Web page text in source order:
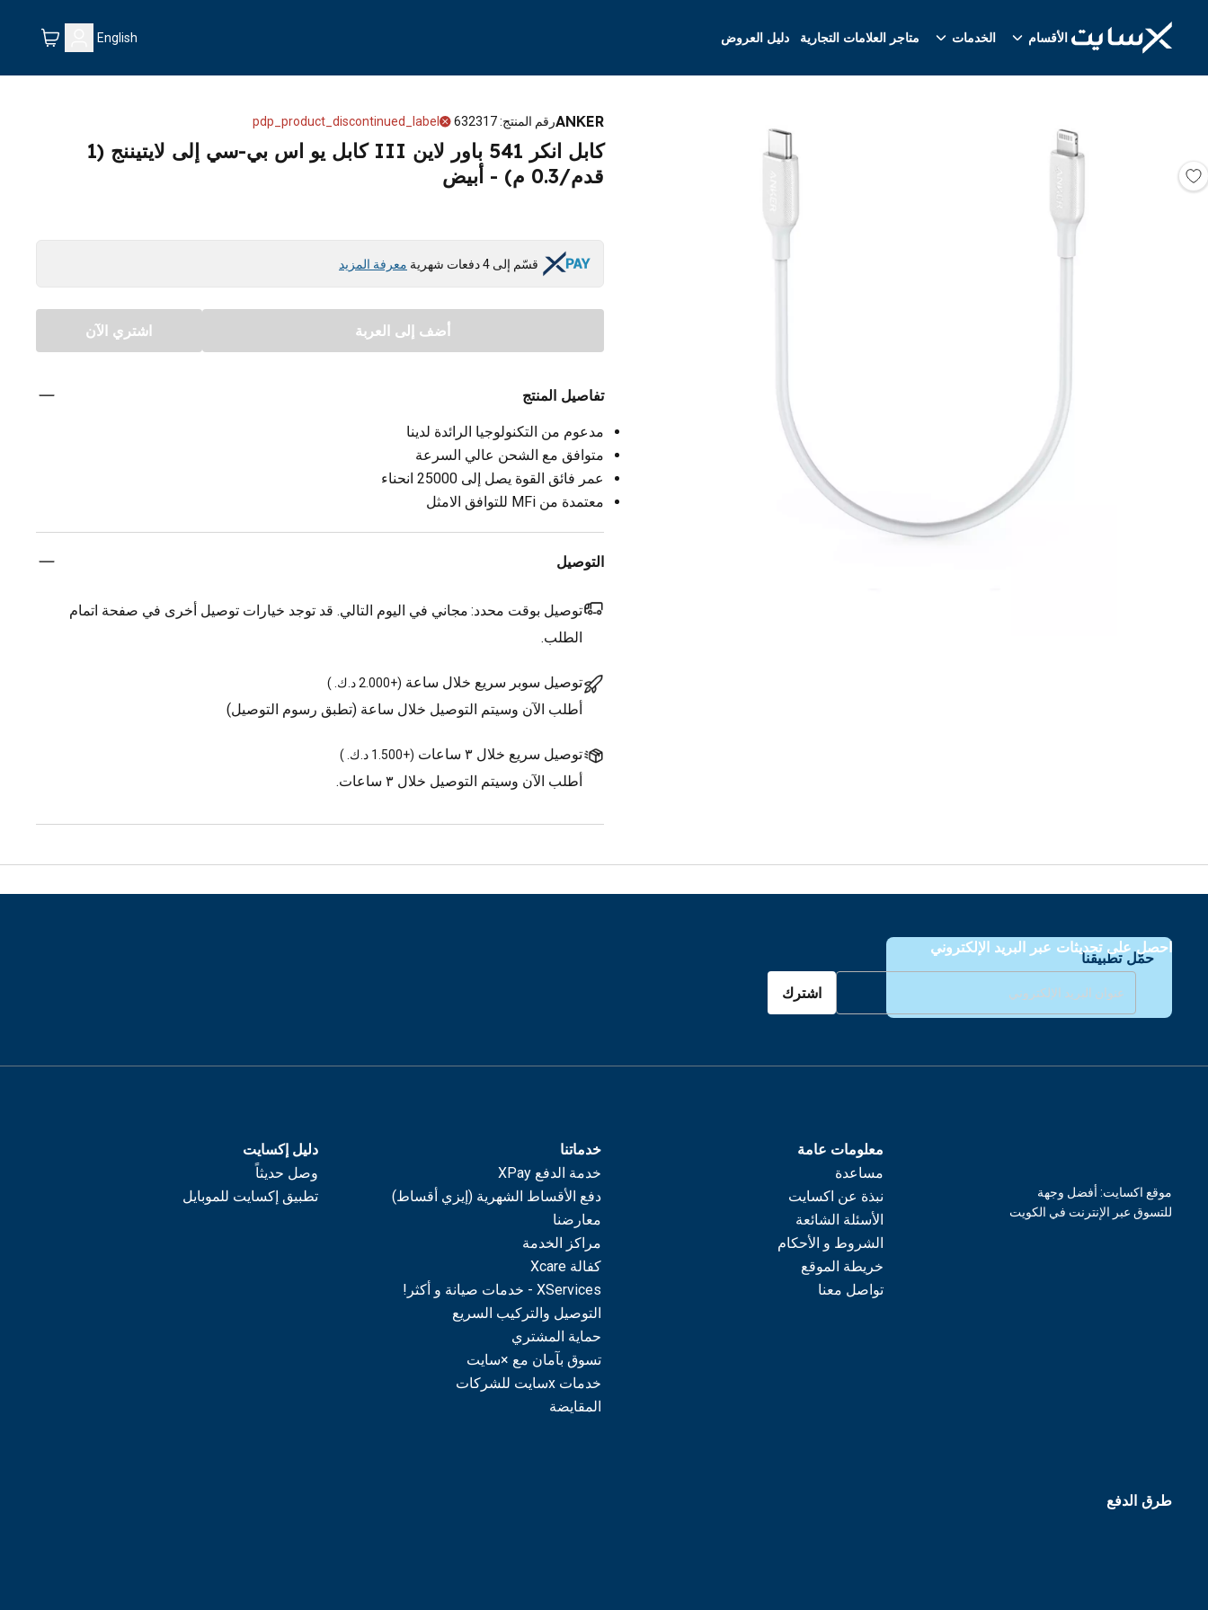
الأقسام الخدمات متاجر العلامات التجارية دليل العروض English
ANKERرقم المنتج:
632317
pdp_product_discontinued_label
كابل انكر 541 باور لاين III كابل يو اس بي-سي إلى لايتيننج (1
قدم/0.3 م) - أبيض
قسّم إلى 4 دفعات شهرية معرفة المزيد
أضف إلى العربة اشتري الآن
تفاصيل المنتج
مدعوم من التكنولوجيا الرائدة لدينا
متوافق مع الشحن عالي السرعة
عمر فائق القوة يصل إلى 25000 انحناء
معتمدة من MFi للتوافق الامثل
التوصيل
توصيل بوقت محدد: مجاني في اليوم التالي. قد توجد خيارات توصيل أخرى في صفحة اتمام
الطلب.
توصيل سوبر سريع خلال ساعة (+2.000 د.ك. )
أطلب الآن وسيتم التوصيل خلال ساعة (تطبق رسوم التوصيل)
توصيل سريع خلال ٣ ساعات (+1.500 د.ك. )
أطلب الآن وسيتم التوصيل خلال ٣ ساعات.
حمّل تطبيقنا
احصل على تحديثات عبر البريد الإلكتروني
اشترك
معلومات عامة
مساعدة
نبذة عن اكسايت
الأسئلة الشائعة
الشروط و الأحكام
خريطة الموقع
تواصل معنا
خدماتنا
خدمة الدفع XPay
دفع الأقساط الشهرية (إيزي أقساط)
معارضنا
مراكز الخدمة
كفالة Xcare
XServices - خدمات صيانة و أكثر!
التوصيل والتركيب السريع
حماية المشتري
تسوق بآمان مع ×سايت
خدمات xسايت للشركات
المقايضة
دليل إكسايت
وصل حديثاً
تطبيق إكسايت للموبايل
موقع اكسايت: أفضل وجهة
للتسوق عبر الإنترنت في الكويت
طرق الدفع